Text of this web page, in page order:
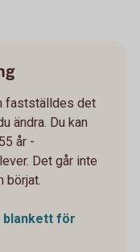
fastställdes det
ändra. Du kan
år -
Det går inte
börjat.
blankett för